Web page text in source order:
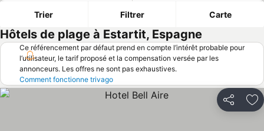
Trier Filtrer Carte
Hôtels de plage à Estartit, Espagne
Ce référencement par défaut prend en compte l’intérêt probable pour
l’utilisateur, le tarif proposé et la compensation versée par les
annonceurs. Les offres ne sont pas exhaustives.
Comment fonctionne trivago
Partager